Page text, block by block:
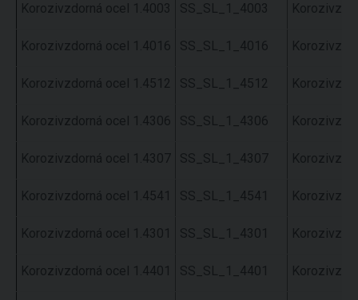
Korozivzdorná ocel 1.4003 SS_SL_1_4003
Korozivzdorná ocel 1.4016 SS_SL_1_4016
Korozivzdorná ocel 1.4512 SS_SL_1_4512
Korozivzdorná ocel 1.4306 SS_SL_1_4306
Korozivzdorná ocel 1.4307 SS_SL_1_4307
Korozivzdorná ocel 1.4541 SS_SL_1_4541
Korozivzdorná ocel 1.4301 SS_SL_1_4301
Korozivzdorná ocel 1.4401 SS_SL_1_4401